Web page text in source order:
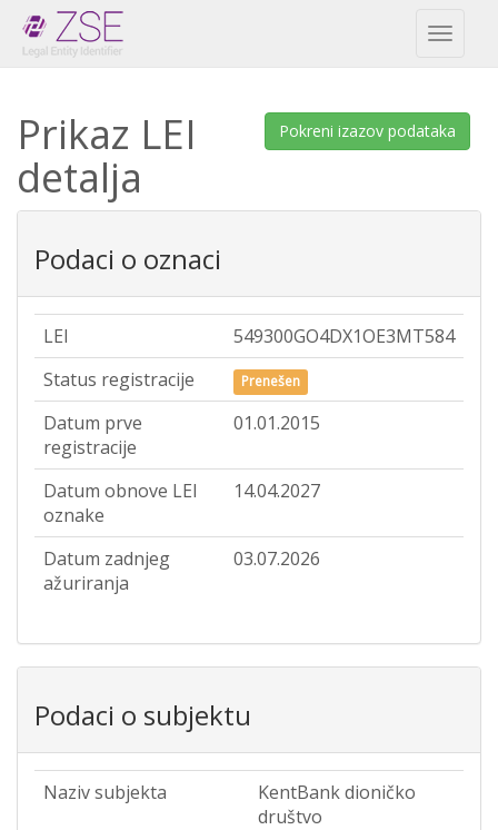
Toggle
Pokreni izazov podataka
Prikaz LEI
detalja
Podaci o oznaci
LEI
549300GO4DX1OE3MT584
Status registracije
Prenešen
Datum prve
registracije
01.01.2015
Datum obnove LEI
oznake
14.04.2027
Datum zadnjeg
ažuriranja
03.07.2026
Podaci o subjektu
Naziv subjekta
KentBank dioničko
društvo